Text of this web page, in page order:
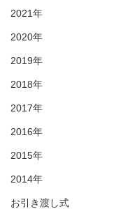
2021年
2020年
2019年
2018年
2017年
2016年
2015年
2014年
お引き渡し式